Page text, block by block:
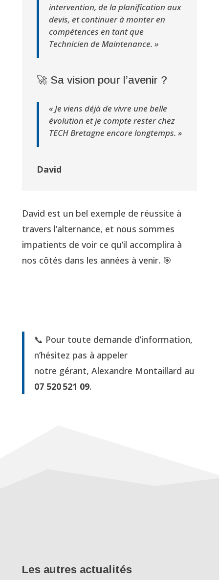
intervention, de la planification aux
devis, et continuer à monter en
compétences en tant que
Technicien de Maintenance. »
🚀 Sa vision pour l’avenir ?
« Je viens déjà de vivre une belle
évolution et je compte rester chez
TECH Bretagne encore longtemps. »
David
David est un bel exemple de réussite à
travers l’alternance, et nous sommes
impatients de voir ce qu’il accomplira à
nos côtés dans les années à venir. 🎯
📞 Pour toute demande d’information,
n’hésitez pas à appeler
notre gérant, Alexandre Montaillard au
07 520 521 09.
Les autres actualités